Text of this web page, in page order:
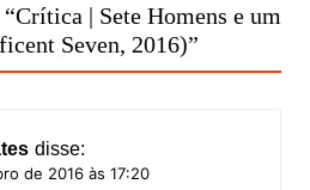
Crítica | Sete Homens e um
Seven, 2016)”
disse:
de 2016 às 17:20